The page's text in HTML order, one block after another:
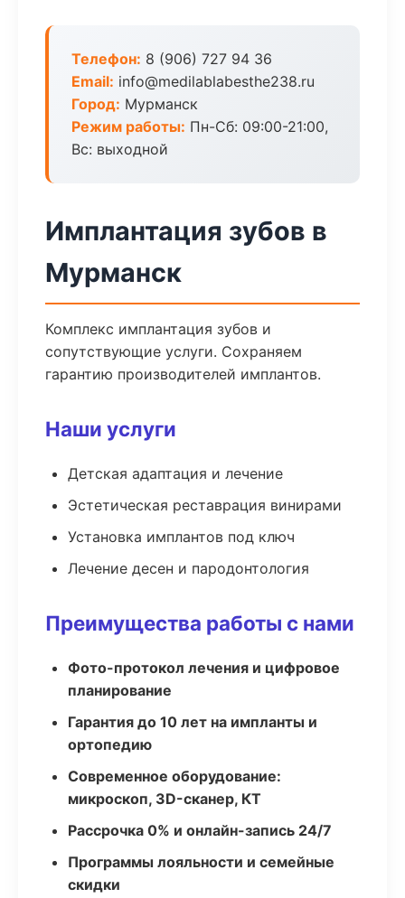
Телефон: 8 (906) 727 94 36
Email: info@medilablabesthe238.ru
Город: Мурманск
Режим работы: Пн-Сб: 09:00-21:00,
Вс: выходной
Имплантация зубов в
Мурманск
Комплекс имплантация зубов и
сопутствующие услуги. Сохраняем
гарантию производителей имплантов.
Наши услуги
Детская адаптация и лечение
Эстетическая реставрация винирами
Установка имплантов под ключ
Лечение десен и пародонтология
Преимущества работы с нами
Фото-протокол лечения и цифровое
планирование
Гарантия до 10 лет на импланты и
ортопедию
Современное оборудование:
микроскоп, 3D-сканер, КТ
Рассрочка 0% и онлайн-запись 24/7
Программы лояльности и семейные
скидки